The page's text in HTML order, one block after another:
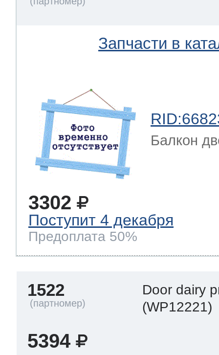
Запчасти в
Балкон
3302
Поступит 4 декабря
Предоплата 50%
1522
Door dairy
(WP12221)
5394